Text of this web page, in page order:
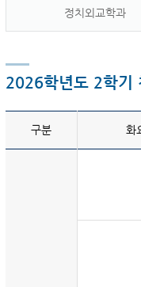
등록금심의위원회회의록
정치외교학과
2026학년도 2학기
구분 화